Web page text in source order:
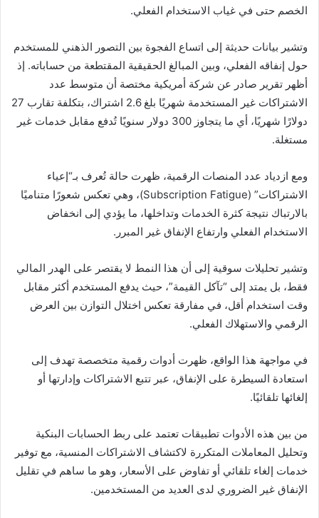
الخصم حتى في غياب الاستخدام الفعلي.
وتشير بيانات حديثة إلى اتساع الفجوة بين التصور الذهني للمستخدم
حول إنفاقه الفعلي، وبين المبالغ الحقيقية المقتطعة من حساباته. إذ
أظهر تقرير صادر عن شركة أمريكية مختصة أن متوسط عدد
الاشتراكات غير المستخدمة شهريًا بلغ 2.6 اشتراك، بتكلفة تقارب 27
دولارًا شهريًا، أي ما يتجاوز 300 دولار سنويًا تُدفع مقابل خدمات غير
مستغلة.
ومع ازدياد عدد المنصات الرقمية، ظهرت حالة تُعرف بـ“إعياء
الاشتراكات” (Subscription Fatigue)، وهي تعكس شعورًا متناميًا
بالارتباك نتيجة كثرة الخدمات وتداخلها، ما يؤدي إلى انخفاض
الاستخدام الفعلي وارتفاع الإنفاق غير المبرر.
وتشير تحليلات سوقية إلى أن هذا النمط لا يقتصر على الهدر المالي
فقط، بل يمتد إلى “تآكل القيمة”، حيث يدفع المستخدم أكثر مقابل
وقت استخدام أقل، في مفارقة تعكس اختلال التوازن بين العرض
الرقمي والاستهلاك الفعلي.
في مواجهة هذا الواقع، ظهرت أدوات رقمية متخصصة تهدف إلى
استعادة السيطرة على الإنفاق، عبر تتبع الاشتراكات وإدارتها أو
إلغائها تلقائيًا.
من بين هذه الأدوات تطبيقات تعتمد على ربط الحسابات البنكية
وتحليل المعاملات المتكررة لاكتشاف الاشتراكات المنسية، مع توفير
خدمات إلغاء تلقائي أو تفاوض على الأسعار، وهو ما ساهم في تقليل
الإنفاق غير الضروري لدى العديد من المستخدمين.